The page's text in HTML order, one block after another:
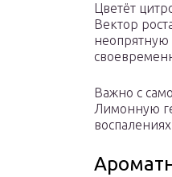
Цветёт
Вектор
Важно с
Лимонную